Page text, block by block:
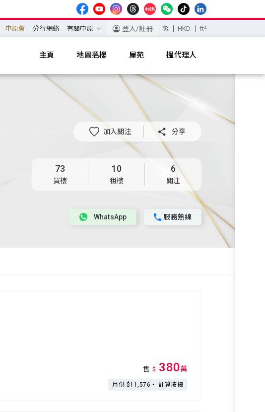
中原薈 分行網絡 有關中原 登入/註冊 繁 HKD ft²
主頁 地圖搵樓 屋苑 搵代理人
加入關注  分享
73
買樓
10
租樓
6
關注
服務熱線
WhatsApp
售 $ 380萬
月供 $11,576・ 計算按揭